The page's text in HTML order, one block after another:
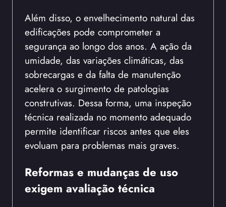
Além disso, o envelhecimento natural das
edificações pode comprometer a
segurança ao longo dos anos. A ação da
umidade, das variações climáticas, das
sobrecargas e da falta de manutenção
acelera o surgimento de patologias
construtivas. Dessa forma, uma inspeção
técnica realizada no momento adequado
permite identificar riscos antes que eles
evoluam para problemas mais graves.
Reformas e mudanças de uso
exigem avaliação técnica